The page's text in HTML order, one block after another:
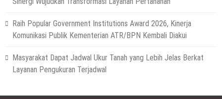
Raih Popular Government Institutions Award 2026, Kinerja
Komunikasi Publik Kementerian ATR/BPN Kembali Diakui
Masyarakat Dapat Jadwal Ukur Tanah yang Lebih Jelas Berkat
Layanan Pengukuran Terjadwal